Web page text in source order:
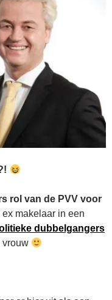
rol van de PVV voor
makelaar in een
dubbelgangers
vrouw